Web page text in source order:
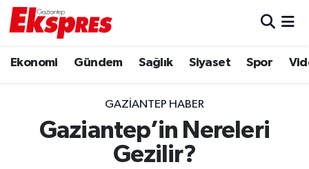
Ekonomi Gündem Sağlık Siyaset Spor
GAZIANTEP HABER
Gaziantep’in Nereleri
Gezilir?
Ekonomi
Gaziantep son dakika
Trafik Durumu
Puan Durumu ve Fikstür
Tüm Manşetler